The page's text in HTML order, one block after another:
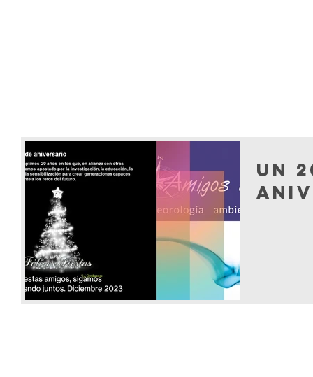
Un